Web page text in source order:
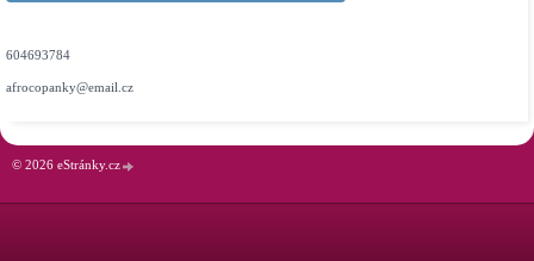
604693784
afrocopanky@email.cz
© 2026 eStránky.cz